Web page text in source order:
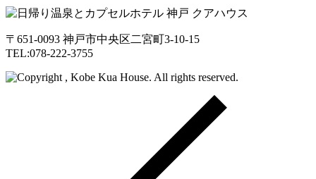
〒651-0093 神戸市中央区二宮町3-10-15
TEL:078-222-3755